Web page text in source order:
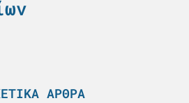
ΆΡΘΡΑ